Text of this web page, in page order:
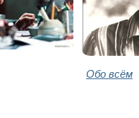
Обо всём